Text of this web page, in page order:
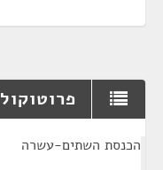
פרוטוקול
הכנסת השתים-עשרה